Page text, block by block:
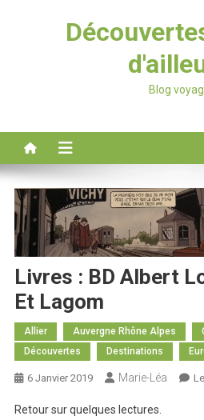
Blog
Livres : BD Albert
Et Lagom
Allier Auvergne Rhône Alpes
Découvertes
Destinations
6 Janvier 2019 Marie-Léa
Retour sur quelques lectures.